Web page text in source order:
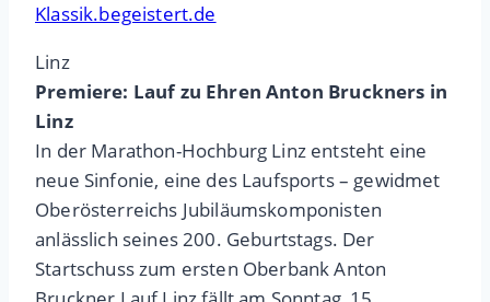
Klassik.begeistert.de
Linz
Premiere: Lauf zu Ehren Anton Bruckners in
Linz
In der Marathon-Hochburg Linz entsteht eine
neue Sinfonie, eine des Laufsports – gewidmet
Oberösterreichs Jubiläumskomponisten
anlässlich seines 200. Geburtstags. Der
Startschuss zum ersten Oberbank Anton